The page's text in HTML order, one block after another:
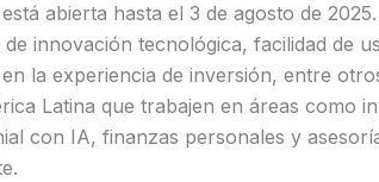
abierta hasta el 3 de agosto de
innovación tecnológica, facilidad de
la experiencia de inversión, entre
Latina que trabajen en áreas como
con IA, finanzas personales y